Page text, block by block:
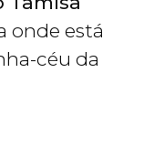
onde está
céu da